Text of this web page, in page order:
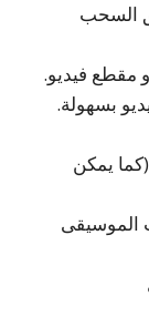
السحب
مقطع فيديو.
بسهولة.
(كما يمكن
الموسيقى